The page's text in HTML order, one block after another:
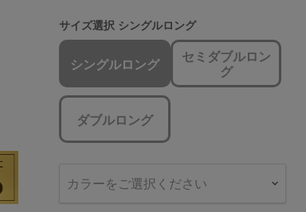
サイズ選択 シングルロング
シングルロング
セミダブルロン
グ
ダブルロング
カラーをご選択ください